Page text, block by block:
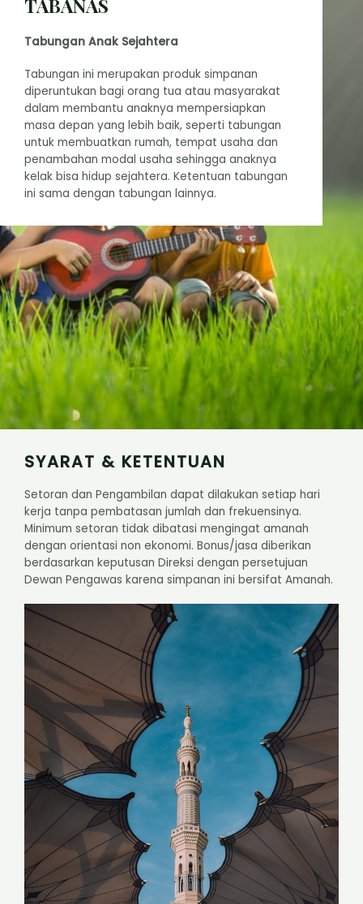
TABANAS
Tabungan Anak Sejahtera
Tabungan ini merupakan produk simpanan
diperuntukan bagi orang tua atau masyarakat
dalam membantu anaknya mempersiapkan
masa depan yang lebih baik, seperti tabungan
untuk membuatkan rumah, tempat usaha dan
penambahan modal usaha sehingga anaknya
kelak bisa hidup sejahtera. Ketentuan tabungan
ini sama dengan tabungan lainnya.
SYARAT & KETENTUAN
Setoran dan Pengambilan dapat dilakukan setiap hari
kerja tanpa pembatasan jumlah dan frekuensinya.
Minimum setoran tidak dibatasi mengingat amanah
dengan orientasi non ekonomi. Bonus/jasa diberikan
berdasarkan keputusan Direksi dengan persetujuan
Dewan Pengawas karena simpanan ini bersifat Amanah.